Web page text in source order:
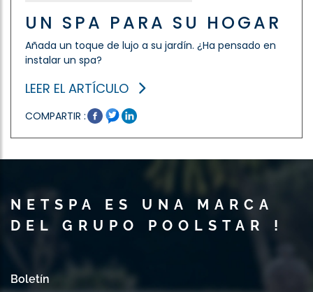
UN SPA PARA SU HOGAR
Añada un toque de lujo a su jardín. ¿Ha pensado en
instalar un spa?
LEER EL ARTÍCULO
COMPARTIR :
NETSPA ES UNA MARCA
DEL GRUPO POOLSTAR !
Boletín